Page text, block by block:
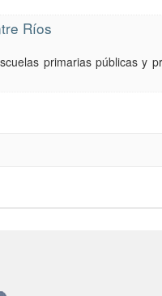
Ríos
primarias públicas y